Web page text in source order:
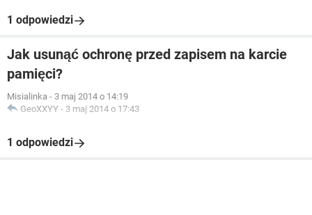
1 odpowiedzi
Jak usunąć ochronę przed zapisem na karcie
pamięci?
Misialinka - 3 maj 2014 o 14:19
GeoXXYY - 3 maj 2014 o 17:43
1 odpowiedzi